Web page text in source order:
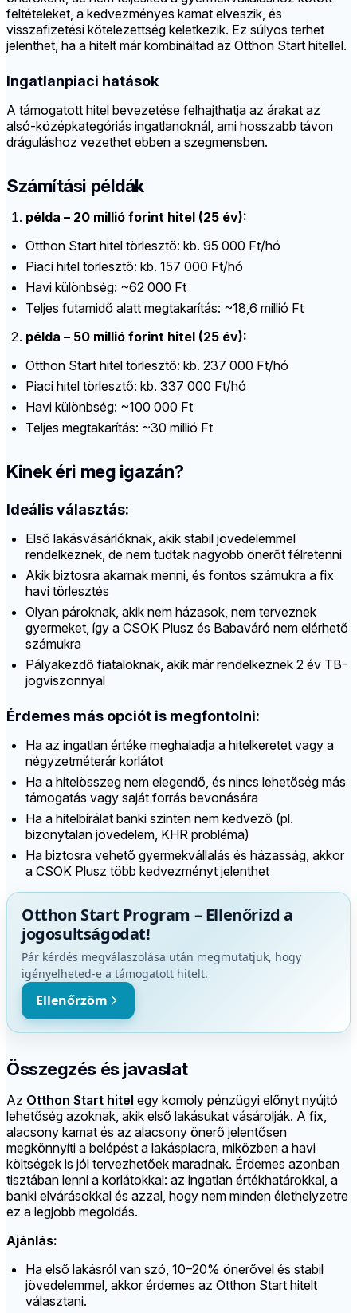
feltételeket, a kedvezményes kamat elveszik, és
visszafizetési kötelezettség keletkezik. Ez súlyos terhet
jelenthet, ha a hitelt már kombináltad az Otthon Start hitellel.
Ingatlanpiaci hatások
A támogatott hitel bevezetése felhajthatja az árakat az
alsó-középkategóriás ingatlanoknál, ami hosszabb távon
dráguláshoz vezethet ebben a szegmensben.
Számítási példák
példa – 20 millió forint hitel (25 év):
Otthon Start hitel törlesztő: kb. 95 000 Ft/hó
Piaci hitel törlesztő: kb. 157 000 Ft/hó
Havi különbség: ~62 000 Ft
Teljes futamidő alatt megtakarítás: ~18,6 millió Ft
példa – 50 millió forint hitel (25 év):
Otthon Start hitel törlesztő: kb. 237 000 Ft/hó
Piaci hitel törlesztő: kb. 337 000 Ft/hó
Havi különbség: ~100 000 Ft
Teljes megtakarítás: ~30 millió Ft
Kinek éri meg igazán?
Ideális választás:
Első lakásvásárlóknak, akik stabil jövedelemmel
rendelkeznek, de nem tudtak nagyobb önerőt félretenni
Akik biztosra akarnak menni, és fontos számukra a fix
havi törlesztés
Olyan pároknak, akik nem házasok, nem terveznek
gyermeket, így a CSOK Plusz és Babaváró nem elérhető
számukra
Pályakezdő fiataloknak, akik már rendelkeznek 2 év TB-
jogviszonnyal
Érdemes más opciót is megfontolni:
Ha az ingatlan értéke meghaladja a hitelkeretet vagy a
négyzetméterár korlátot
Ha a hitelösszeg nem elegendő, és nincs lehetőség más
támogatás vagy saját forrás bevonására
Ha a hitelbírálat banki szinten nem kedvező (pl.
bizonytalan jövedelem, KHR probléma)
Ha biztosra vehető gyermekvállalás és házasság, akkor
a CSOK Plusz több kedvezményt jelenthet
Otthon Start Program – Ellenőrizd a
jogosultságodat!
Pár kérdés megválaszolása után megmutatjuk, hogy
igényelheted-e a támogatott hitelt.
Ellenőrzöm
Összegzés és javaslat
Az Otthon Start hitel egy komoly pénzügyi előnyt nyújtó
lehetőség azoknak, akik első lakásukat vásárolják. A fix,
alacsony kamat és az alacsony önerő jelentősen
megkönnyíti a belépést a lakáspiacra, miközben a havi
költségek is jól tervezhetőek maradnak. Érdemes azonban
tisztában lenni a korlátokkal: az ingatlan értékhatárokkal, a
banki elvárásokkal és azzal, hogy nem minden élethelyzetre
ez a legjobb megoldás.
Ajánlás:
Ha első lakásról van szó, 10–20% önerővel és stabil
jövedelemmel, akkor érdemes az Otthon Start hitelt
választani.